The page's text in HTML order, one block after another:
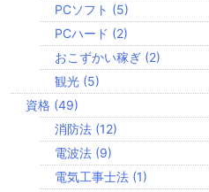
PCソフト (5)
PCハード (2)
おこずかい稼ぎ (2)
観光 (5)
資格 (49)
消防法 (12)
電波法 (9)
電気工事士法 (1)